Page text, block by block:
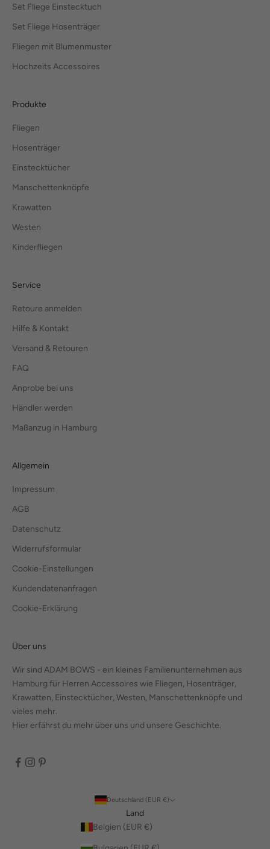
Set Fliege Einstecktuch
Set Fliege Hosenträger
Fliegen mit Blumenmuster
Hochzeits Accessoires
Produkte
Fliegen
Hosenträger
Einstecktücher
Manschettenknöpfe
Krawatten
Westen
Kinderfliegen
Service
Retoure anmelden
Hilfe & Kontakt
Versand & Retouren
FAQ
Anprobe bei uns
Händler werden
Maßanzug in Hamburg
Allgemein
Impressum
AGB
Datenschutz
Widerrufsformular
Cookie-Einstellungen
Kundendatenanfragen
Cookie-Erklärung
Über uns
Wir sind ADAM BOWS - ein kleines Familienunternehmen aus
Hamburg für Herren Accessoires wie Fliegen, Hosenträger,
Krawatten, Einstecktücher, Westen, Manschettenknöpfe und
vieles mehr.
Hier erfährst du mehr über uns und unsere Geschichte.
Deutschland (EUR €)
Land
Belgien (EUR €)